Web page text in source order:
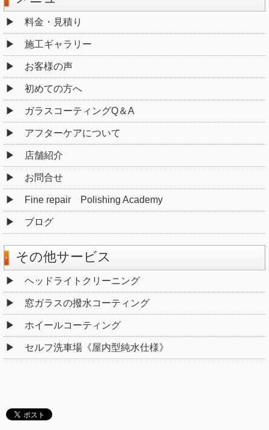
料金・見積り
施工ギャラリー
お客様の声
初めての方へ
ガラスコーティングQ＆A
アフターケアについて
店舗紹介
お問合せ
Fine repair Polishing Academy
ブログ
その他サービス
ヘッドライトクリーニング
窓ガラスの撥水コーティング
ホイールコーティング
セルフ洗車場《屋内型純水仕様》